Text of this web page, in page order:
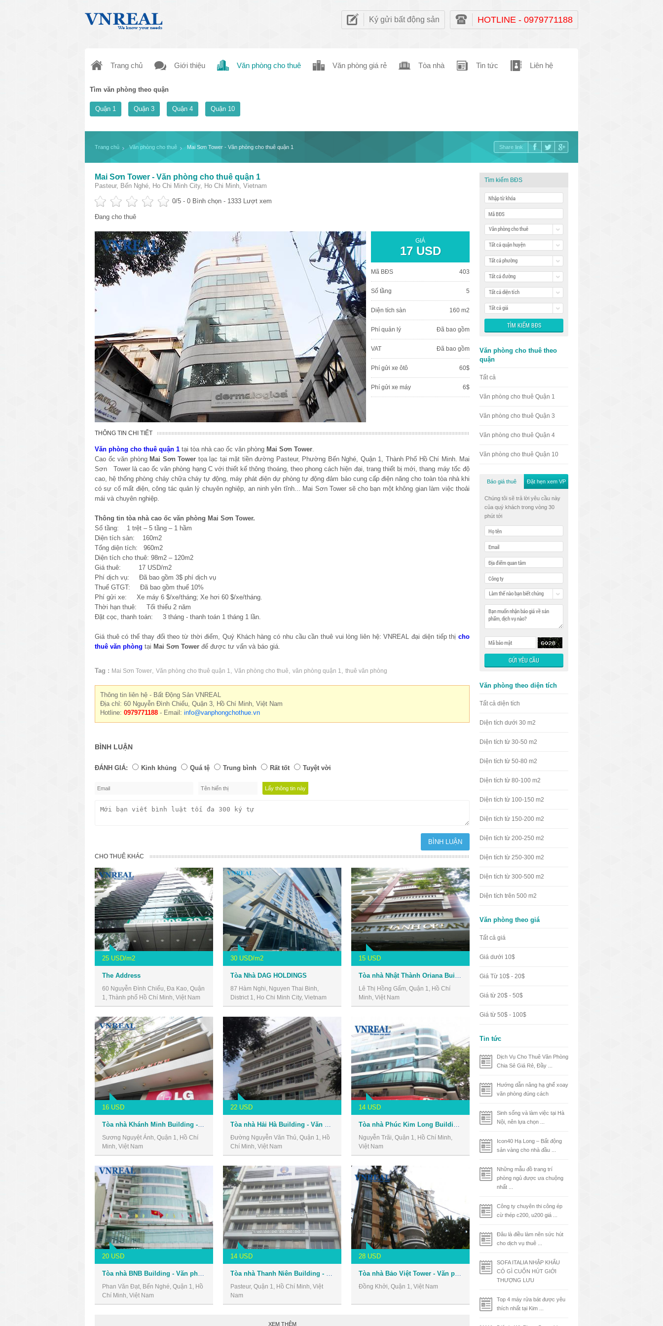
Ký gửi bất động sản HOTLINE - 0979771188
Trang chủ Giới thiệu Văn phòng cho thuê Văn phòng giá rẻ Tòa nhà Tin tức Liên hệ
Tìm văn phòng theo quận
Quận 1 Quận 3 Quận 4 Quận 10
Trang chủ Văn phòng cho thuê Mai Sơn Tower - Văn phòng cho thuê quận 1 Share link
Mai Sơn Tower - Văn phòng cho thuê quận 1
Pasteur, Bến Nghé, Ho Chi Minh City, Ho Chi Minh, Vietnam
0/5 - 0 Bình chọn - 1333 Lượt xem
Đang cho thuê
GIÁ
17 USD
Mã BĐS 403
Số tầng 5
Diện tích sàn 160 m2
Phí quản lý Đã bao gồm
VAT Đã bao gồm
Phí gửi xe ôtô 60$
Phí gửi xe máy 6$
THÔNG TIN CHI TIẾT
Văn phòng cho thuê quận 1 tại tòa nhà cao ốc văn phòng Mai Sơn Tower
Cao ốc văn phòng Mai Sơn Tower tọa lạc tại mặt tiền đường Pasteur, Phường Bến Nghé, Quận 1, Thành Phố Hồ Chí Minh. Mai
Sơn Tower là cao ốc văn phòng hạng C với thiết kế thông thoáng, theo phong cách hiện đại, trang thiết bị mới, thang máy tốc độ
cao, hệ thống phòng cháy chữa cháy tự động, máy phát điện dự phòng tự động đảm bảo cung cấp điện năng cho toàn tòa nhà khi
có sự cố mất điện, công tác quản lý chuyên nghiệp, an ninh yên tĩnh... Mai Sơn Tower sẽ cho bạn một không gian làm việc thoải
mái và chuyên nghiệp.
Thông tin tòa nhà cao ốc văn phòng Mai Sơn Tower.
Số tầng: 1 trệt – 5 tầng – 1 hầm
Diện tích sàn: 160m2
Tổng diện tích: 960m2
Diện tích cho thuê: 98m2 – 120m2
Giá thuê: 17 USD/m2
Phí dịch vụ: Đã bao gồm 3$ phí dịch vụ
Thuế GTGT: Đã bao gồm thuế 10%
Phí gửi xe: Xe máy 6 $/xe/tháng; Xe hơi 60 $/xe/tháng.
Thời hạn thuê: Tối thiểu 2 năm
Đặt cọc, thanh toán: 3 tháng - thanh toán 1 tháng 1 lần.
Giá thuê có thể thay đổi theo từ thời điểm, Quý Khách hàng có nhu cầu cần thuê vui lòng liên hệ: VNREAL đại diện tiếp thị cho
thuê văn phòng tại Mai Sơn Tower để được tư vấn và báo giá.
Tag : Mai Sơn Tower Văn phòng cho thuê quận 1 Văn phòng cho thuê văn phòng quận 1 thuê văn phòng
Thông tin liên hệ - Bất Động Sản VNREAL
Địa chỉ: 60 Nguyễn Đình Chiểu, Quận 3, Hồ Chí Minh, Việt Nam
Hotline: 0979771188 - Email: info@vanphongchothue.vn
BÌNH LUẬN
ĐÁNH GIÁ: Kinh khủng Quá tệ Trung bình Rất tốt Tuyệt vời
CHO THUÊ KHÁC
25 USD/m2
The Address
60 Nguyễn Đình Chiểu, Đa Kao, Quận
1, Thành phố Hồ Chí Minh, Việt Nam
30 USD/m2
Tòa Nhà DAG HOLDINGS
87 Hàm Nghi, Nguyen Thai Binh,
District 1, Ho Chi Minh City, Vietnam
15 USD
Lê Thị Hồng Gấm, Quận 1, Hồ Chí
Minh, Việt Nam
16 USD
Sương Nguyệt Ánh, Quận 1, Hồ Chí
Minh, Việt Nam
22 USD
Đường Nguyễn Văn Thủ, Quận 1, Hồ
Chí Minh, Việt Nam
14 USD
Nguyễn Trãi, Quận 1, Hồ Chí Minh,
Việt Nam
20 USD
Phan Văn Đạt, Bến Nghé, Quận 1, Hồ
Chí Minh, Việt Nam
14 USD
Pasteur, Quận 1, Hồ Chí Minh, Việt
Nam
28 USD
Đồng Khởi, Quận 1, Việt Nam
XEM THÊM
Tìm kiếm BĐS
Văn phòng cho thuê
Tất cả quận huyện
Tất cả phường
Tất cả đường
Tất cả diện tích
Tất cả giá
Văn phòng cho thuê theo
quận
Tất cả
Văn phòng cho thuê Quận 1
Văn phòng cho thuê Quận 3
Văn phòng cho thuê Quận 4
Văn phòng cho thuê Quận 10
Báo giá thuê Đặt hẹn xem VP
Chúng tôi sẽ trả lời yêu cầu này
của quý khách trong vòng 30
phút tới
Làm thế nào bạn biết chúng
Văn phòng theo diện tích
Tất cả diện tích
Diện tích dưới 30 m2
Diện tích từ 30-50 m2
Diện tích từ 50-80 m2
Diện tích từ 80-100 m2
Diện tích từ 100-150 m2
Diện tích từ 150-200 m2
Diện tích từ 200-250 m2
Diện tích từ 250-300 m2
Diện tích từ 300-500 m2
Diện tích trên 500 m2
Văn phòng theo giá
Tất cả giá
Giá dưới 10$
Giá Từ 10$ - 20$
Giá từ 20$ - 50$
Giá từ 50$ - 100$
Tin tức
Dịch Vụ Cho Thuê Văn Phòng
Chia Sẻ Giá Rẻ, Đầy ...
Hướng dẫn nâng hạ ghế xoay
văn phòng đúng cách
Sinh sống và làm việc tại Hà
Nội, nên lựa chọn ...
Icon40 Hạ Long – Bất động
sản vàng cho nhà đầu ...
Những mẫu đồ trang trí
phòng ngủ được ưa chuộng
nhất ...
Công ty chuyên thi công ép
cừ thép c200, u200 giá ...
Đâu là điều làm nên sức hút
cho dịch vụ thuê ...
SOFA ITALIA NHẬP KHẨU
CÓ GÌ CUỐN HÚT GIỚI
THƯỢNG LƯU
Top 4 máy rửa bát được yêu
thích nhất tại Kim ...
văn phòng cho thuê quận 3
văn phòng quận 1
văn phòng quận 3
cao ốc văn phòng quận 1
cao ốc văn phòng quận 3